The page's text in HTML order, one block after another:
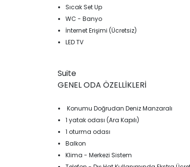
Sıcak Set Up
WC - Banyo
İnternet Erişimi (Ücretsiz)
LED TV
Suite
GENEL ODA ÖZELLİKLERİ
Konumu Doğrudan Deniz Manzaralı
1 yatak odası (Ara Kapılı)
1 oturma odası
Balkon
Klima - Merkezi Sistem